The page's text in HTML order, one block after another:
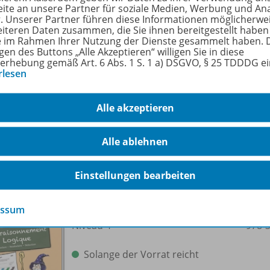
Band startet mit Mini-Logicals (jeweils drei bis fünf
dieses Rätselformates üben.
: 12 Mini-Logicals und 26 Logicals, Lösungen und
für
: Französisch, 3. bis 6. Schuljahr, Regelklassen,
Sie mehr über die Reihe
Produkte
Niveau 4
Solange der Vorrat reicht
978-
an unsere Partner für soziale Medien, Werbung und
Unserer Partner führen diese Informationen
Daten zusammen, die Sie ihnen bereitgestellt
im Rahmen Ihrer Nutzung der Dienste gesammelt haben.
des Buttons „Alle Akzeptieren“ willigen Sie in diese
gemäß Art. 6 Abs. 1 S. 1 a) DSGVO, § 25 TDDDG
Alle akzeptieren
Alle ablehnen
Einstellungen bearbeiten